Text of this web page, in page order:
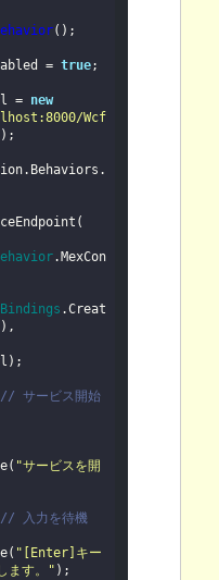
();
= true;
= new
Wcf
);
.MexCon
.Creat
// サービス開始
"サービスを開
// 入力を待機
"[Enter]キー
ます。" );